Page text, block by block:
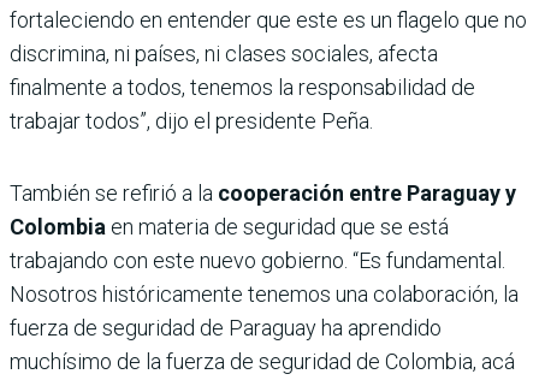
fortaleciendo en entender que este es un flagelo que no
discrimina, ni países, ni clases sociales, afecta
finalmente a todos, tenemos la responsabilidad de
trabajar todos”, dijo el presidente Peña.
También se refirió a la cooperación entre Paraguay y
Colombia en materia de seguridad que se está
trabajando con este nuevo gobierno. “Es fundamental.
Nosotros históricamente tenemos una colaboración, la
fuerza de seguridad de Paraguay ha aprendido
muchísimo de la fuerza de seguridad de Colombia, acá